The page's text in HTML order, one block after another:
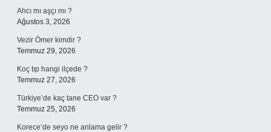
Ahcı mı aşçı mı ?
Ağustos 3, 2026
Vezir Ömer kimdir ?
Temmuz 29, 2026
Koç tıp hangi ilçede ?
Temmuz 27, 2026
Türkiye’de kaç tane CEO var ?
Temmuz 25, 2026
Korece’de seyo ne anlama gelir ?